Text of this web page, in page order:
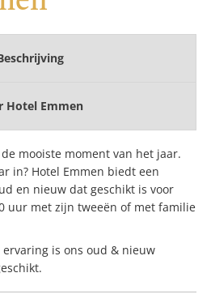
Hotel Emmen
mooiste moment van het jaar.
in? Hotel Emmen biedt een
en nieuw dat geschikt is voor
uur met zijn tweeën of met familie
is ons oud & nieuw